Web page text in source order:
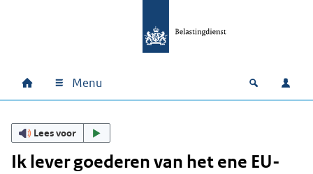
Hoofdnavigatie
Home Menu Open
Lees voor
Ik lever goederen van het ene EU-